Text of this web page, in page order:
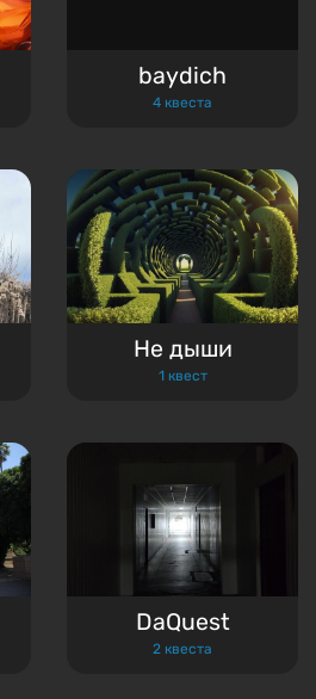
baydich
4 квеста
Не дыши
1 квест
DaQuest
2 квеста